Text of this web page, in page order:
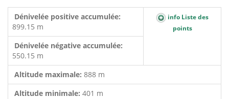
Dénivelée positive accumulée:
899.15 m
info Liste des
points
Dénivelée négative accumulée:
550.15 m
Altitude maximale: 888 m
Altitude minimale: 401 m